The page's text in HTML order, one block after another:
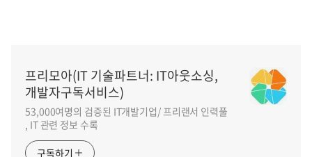
프리모아(IT 기술파트너: IT아웃소싱,
개발자구독서비스)
53,000여명의 검증된 IT개발기업/ 프리랜서 인력풀
, IT 관련 정보 수록
구독하기